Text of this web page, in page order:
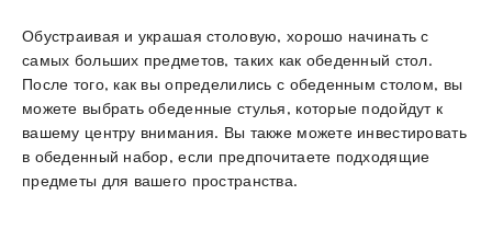
Обустраивая и украшая столовую, хорошо начинать с
самых больших предметов, таких как обеденный стол.
После того, как вы определились с обеденным столом, вы
можете выбрать обеденные стулья, которые подойдут к
вашему центру внимания. Вы также можете инвестировать
в обеденный набор, если предпочитаете подходящие
предметы для вашего пространства.